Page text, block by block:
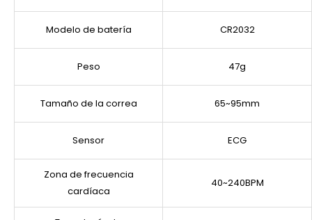
Modelo de batería CR2032
Peso 47g
Tamaño de la correa 65~95mm
Sensor ECG
Zona de frecuencia
cardíaca
40~240BPM